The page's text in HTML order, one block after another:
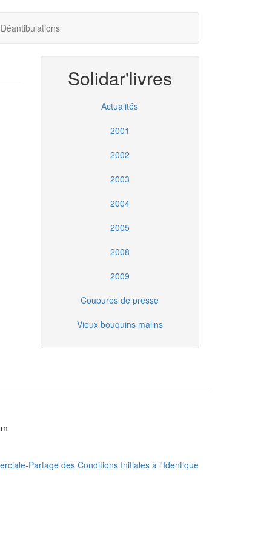
Déantibulations
Solidar'livres
Actualités
2001
2002
2003
2004
2005
2008
2009
Coupures de presse
Vieux bouquins malins
Partage des Conditions Initiales à l'Identique